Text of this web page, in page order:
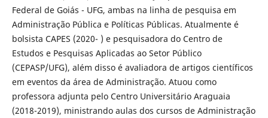
Federal de Goiás - UFG, ambas na linha de pesquisa em
Administração Pública e Políticas Públicas. Atualmente é
bolsista CAPES (2020- ) e pesquisadora do Centro de
Estudos e Pesquisas Aplicadas ao Setor Público
(CEPASP/UFG), além disso é avaliadora de artigos científicos
em eventos da área de Administração. Atuou como
professora adjunta pelo Centro Universitário Araguaia
(2018-2019), ministrando aulas dos cursos de Administração